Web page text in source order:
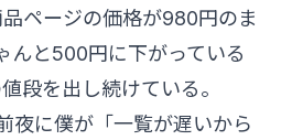
ページの価格が980円のま
んと500円に下がっている
段を出し続けている。
夜に僕が「一覧が遅いから